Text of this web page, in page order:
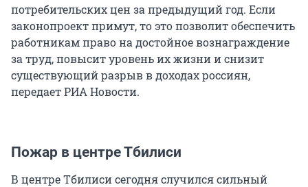
потребительских цен за предыдущий год. Если
законопроект примут, то это позволит обеспечить
работникам право на достойное вознаграждение
за труд, повысит уровень их жизни и снизит
существующий разрыв в доходах россиян,
передает РИА Новости.
Пожар в центре Тбилиси
В центре Тбилиси сегодня случился сильный